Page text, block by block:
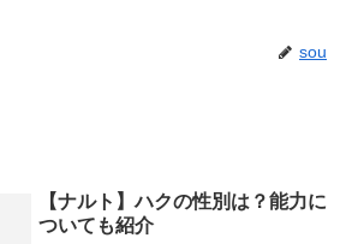
sou
【ナルト】ハクの性別は？能力に
ついても紹介